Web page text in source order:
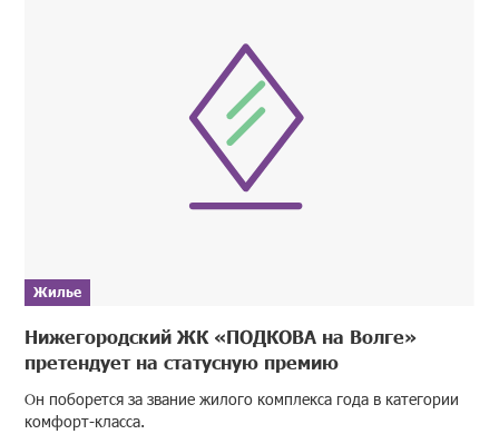
Жилье
Нижегородский ЖК «ПОДКОВА на Волге»
претендует на статусную премию
Он поборется за звание жилого комплекса года в категории
комфорт-класса.